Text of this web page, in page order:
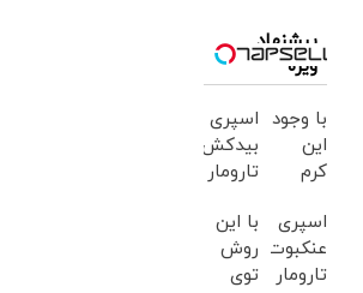
عملکرد این
جایگاه ایجاد
رمزارز چگونه به
داد کیم جونگ
اون رسید؟
امنیت ملی
پیشنهاد
ویژه
با وجود
این
کرم
دیگه
دور
بوتاکس
اسپری
بیدکش
تارومار
اثرفوری
،
محافظ
اسپری
عنکبوت‌‌کش
تارومار
با این
روش
توی